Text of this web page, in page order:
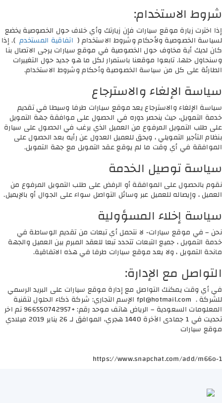
شروط الاستخدام:
إذا اخترت زيارة موقع سيارات فإن زيارتك وأي خلاف حول الخصوصية يخضع
لسياسة الخصوصية ولأحكام وشروط الاستخدام (اتفاقية المستخدم). إذا
كان لديك أية مخاوف حول الخصوصية في موقع سيارات يرجى الاتصال بنا
وسنحاول حلها. تابعوا موقعنا باستمرار لكل ما هو جديد حول التغييرات
الطارئة على كل من سياسة الخصوصية وأحكام وشروط الاستخدام.
سياسة الإلغاء والاسترجاع
سياسة الإلغاء والاسترجاع يعد موقع سيارات طرفا وسيطا في تقديم
خدمة التمويل، حيث ينحصر دوره في الحصول على موافقة جهة التمويل
على طلب التمويل المرفوع من العميل الذي يرغب في الحصول على سيارة
بنظام التأجير التمويلي ، ويحق للعميل العدول عن رأيه بعد الحصول على
الموافقة في أي وقت ما لم يوقع عقد التمويل مع جهة التمويل.
سياسة توصيل الخدمة
نقوم بالحصول على الموافقة أو الرفض على طلب التمويل المرفوع من
العميل ، وإيصاله للعميل عبر وسائل التواصل سواء على الجوال أو بالإيميل.
سياسة إخلاء المسؤولية
نحن – في موقع سيارات- لا نتحمل أي تبعات من تقديم الوساطة في
خدمة التمويل ، جميع التبعات تتحدد تبعا للعقد المبرم بين العميل والجهة
مانحة التمويل ، ولا يعد موقع سيارات طرفا في هذه الاتفاقية.
التواصل مع الإدارة:
في أي وقت يمكنك التواصل مع إدارة موقع سيارات على البريد الرسمي
للشركة . fpl@hotmail.com الإسم التجاري: شركة ذكاء الحلول لتقنية
المعلومات السعودية – الرياض هاتف موحد رقم: +966550742957 تم اخر
تحديت في 1 جمادى الآخرة 1440 هجري، الموافق لـ 26 يناير 2019 ميلادي
موقع سيارات
https://www.snapchat.com/add/m66o-1